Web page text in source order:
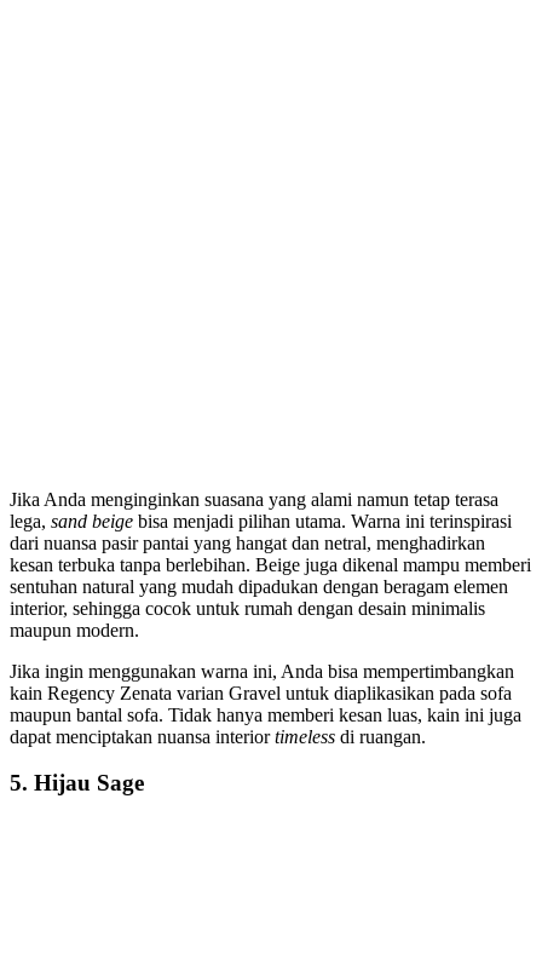
Jika Anda menginginkan suasana yang alami namun tetap terasa
lega, sand beige bisa menjadi pilihan utama. Warna ini terinspirasi
dari nuansa pasir pantai yang hangat dan netral, menghadirkan
kesan terbuka tanpa berlebihan. Beige juga dikenal mampu memberi
sentuhan natural yang mudah dipadukan dengan beragam elemen
interior, sehingga cocok untuk rumah dengan desain minimalis
maupun modern.
Jika ingin menggunakan warna ini, Anda bisa mempertimbangkan
kain Regency Zenata varian Gravel untuk diaplikasikan pada sofa
maupun bantal sofa. Tidak hanya memberi kesan luas, kain ini juga
dapat menciptakan nuansa interiortimeless di ruangan.
5. Hijau Sage